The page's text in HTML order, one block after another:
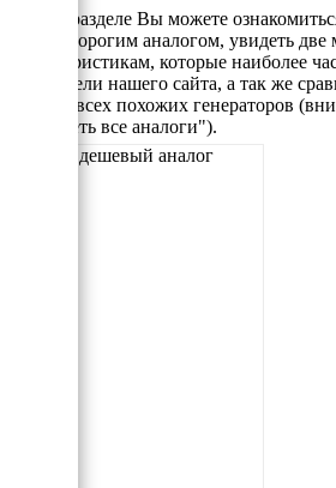
В этом разделе Вы можете
самым дорогим аналогом, увидеть
характеристикам, которые наиболее
посетители нашего сайта, а так же
данные всех похожих генераторов
"Смотреть все аналоги").
Самый дешевый аналог